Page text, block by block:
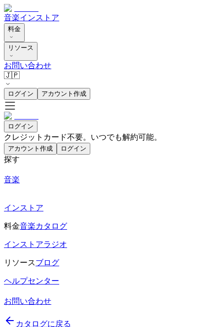
音楽インストア
料金
リソース
お問い合わせ
🇯🇵
ログイン アカウント作成
ログイン
クレジットカード不要。いつでも解約可能。
アカウント作成 ログイン
探す
音楽
インストア
料金音楽カタログ
インストアラジオ
リソースブログ
ヘルプセンター
お問い合わせ
カタログに戻る